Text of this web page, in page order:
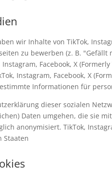
wir Inhalte von TikTok,
zu bewerben (z. B.
Instagram, Facebook, X
Instagram, Facebook, X
Informationen für
dieser sozialen
Daten umgehen, die sie
anonymisiert. TikTok,
Staaten